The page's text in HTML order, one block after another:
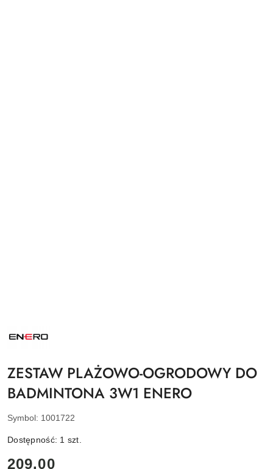
PRODUCENTA:
ZESTAW PLAŻOWO-OGRODOWY DO
BADMINTONA 3W1 ENERO
Symbol: 1001722
Dostępność: 1 szt.
cena:
209.00